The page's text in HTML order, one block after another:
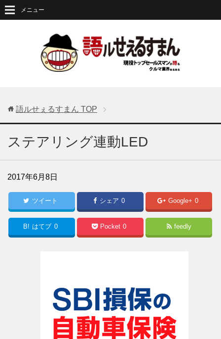
メニュー
語ルせぇるすまん TOP
ステアリング連動LED
2017年6月8日
ツイート シェア 0 Google+ 0
B! はてブ 0 Pocket 0 feedly